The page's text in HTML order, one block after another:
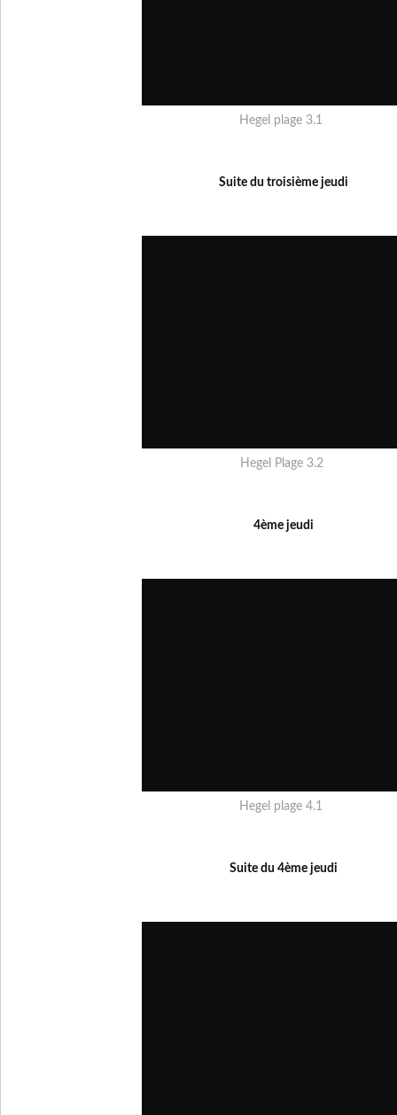
Hegel plage 3.1
Suite du troisième jeudi
Hegel Plage 3.2
4ème jeudi
Hegel plage 4.1
Suite du 4ème jeudi